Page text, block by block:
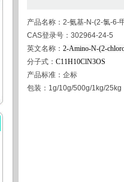
产品名称：2-氨基-N-(2-氯-6-
CAS登录号：302964-24-5
英文名称： 2-Amino-N-(2-
分子式： C11H10ClN3OS
产品标准：企标
包装：1g/10g/500g/1kg/25kg